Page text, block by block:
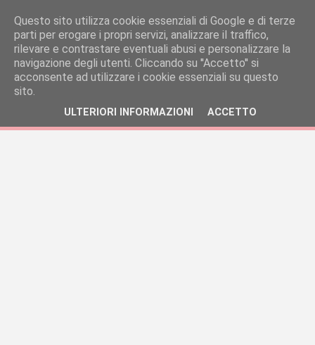
Questo sito utilizza cookie essenziali di Google e di terze
parti per erogare i propri servizi, analizzare il traffico,
rilevare e contrastare eventuali abusi e personalizzare la
navigazione degli utenti. Cliccando su ''Accetto'' si
acconsente ad utilizzare i cookie essenziali su questo
sito.
ULTERIORI INFORMAZIONI ACCETTO